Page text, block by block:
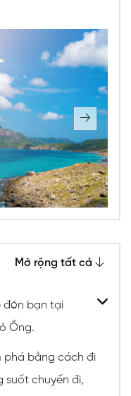
Mở rộng tất cả
đón bạn tại
Ống.
phá bằng cách đi
suốt chuyến đi,